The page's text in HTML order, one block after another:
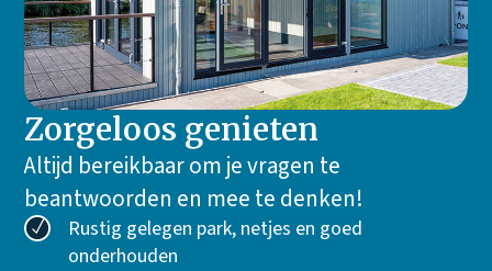
Keuken
Vaatwasser
Nespresso Pixie koffiemachine
Quooker
Broodrooster
Multifunctionele oven
Koel-vriescombinatie
Inductie kookplaat
Zorgeloos genieten
Altijd bereikbaar om je vragen te
beantwoorden en mee te denken!
Rustig gelegen park, netjes en goed
onderhouden